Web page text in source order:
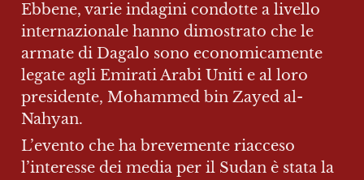
Ebbene, varie indagini condotte a livello
internazionale hanno dimostrato che le
armate di Dagalo sono economicamente
legate agli Emirati Arabi Uniti e al loro
presidente, Mohammed bin Zayed al-
Nahyan.
L’evento che ha brevemente riacceso
l’interesse dei media per il Sudan è stata la